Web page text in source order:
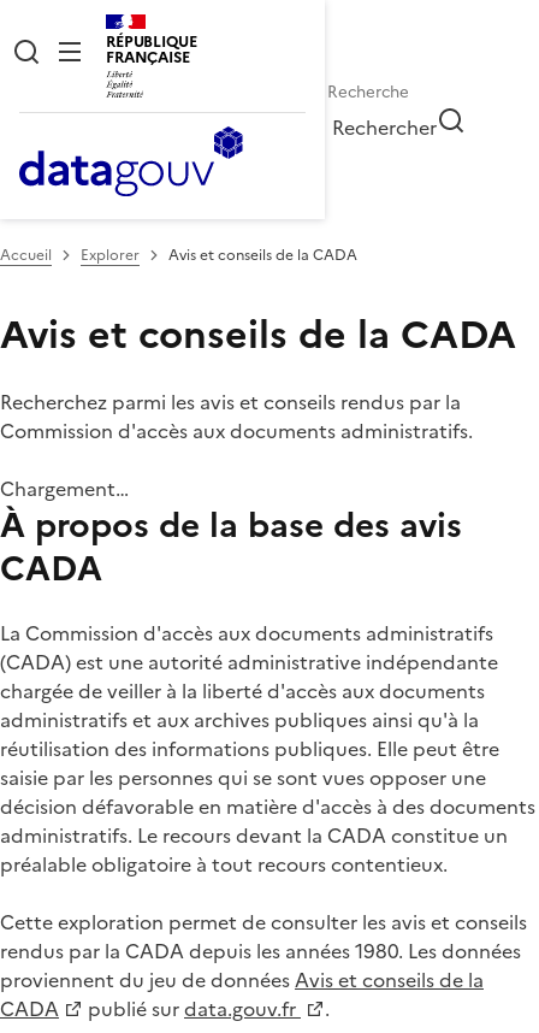
RÉPUBLIQUE
FRANÇAISE
Rechercher
Accueil Explorer Avis et conseils de la CADA
Avis et conseils de la CADA
Recherchez parmi les avis et conseils rendus par la
Commission d'accès aux documents administratifs.
Chargement…
À propos de la base des avis
CADA
La Commission d'accès aux documents administratifs
(CADA) est une autorité administrative indépendante
chargée de veiller à la liberté d'accès aux documents
administratifs et aux archives publiques ainsi qu'à la
réutilisation des informations publiques. Elle peut être
saisie par les personnes qui se sont vues opposer une
décision défavorable en matière d'accès à des documents
administratifs. Le recours devant la CADA constitue un
préalable obligatoire à tout recours contentieux.
Cette exploration permet de consulter les avis et conseils
rendus par la CADA depuis les années 1980. Les données
proviennent du jeu de donnéesAvis et conseils de la
CADA
publié surdata.gouv.fr .